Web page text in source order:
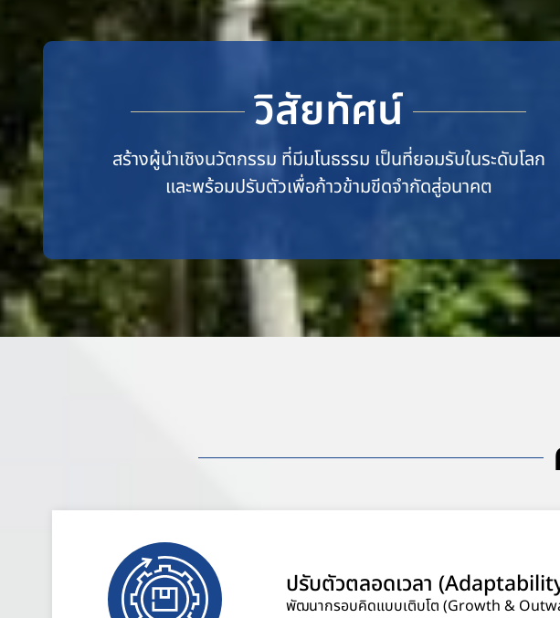
วิสัยทัศน์
สร้างผู้นำเชิงนวัตกรรม ที่มีมโนธรรม เป็นที่ยอมรับในระดับโลก
และพร้อมปรับตัวเพื่อก้าวข้ามขีดจำกัดสู่อนาคต
ปรับตัวตลอดเวลา
พัฒนากรอบคิดแบบเติบโต (Growth &